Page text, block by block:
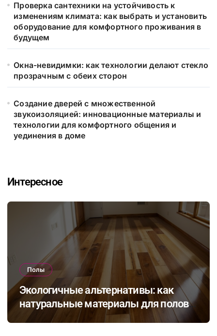
Проверка сантехники на устойчивость к
изменениям климата: как выбрать и установить
оборудование для комфортного проживания в
будущем
Окна-невидимки: как технологии делают стекло
прозрачным с обеих сторон
Создание дверей с множественной
звукоизоляцией: инновационные материалы и
технологии для комфортного общения и
уединения в доме
Интересное
Полы
Экологичные альтернативы: как
натуральные материалы для полов
влияют на здоровье и комфорт в